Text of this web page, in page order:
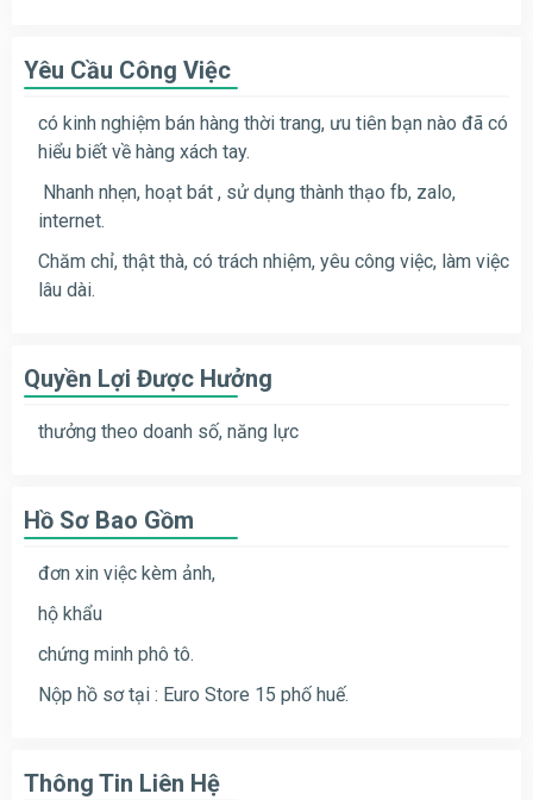
Yêu Cầu Công Việc
có kinh nghiệm bán hàng thời trang, ưu tiên bạn nào đã có
hiểu biết về hàng xách tay.
Nhanh nhẹn, hoạt bát , sử dụng thành thạo fb, zalo,
internet.
Chăm chỉ, thật thà, có trách nhiệm, yêu công việc, làm việc
lâu dài.
Quyền Lợi Được Hưởng
thưởng theo doanh số, năng lực
Hồ Sơ Bao Gồm
đơn xin việc kèm ảnh,
hộ khẩu
chứng minh phô tô.
Nộp hồ sơ tại : Euro Store 15 phố huế.
Thông Tin Liên Hệ